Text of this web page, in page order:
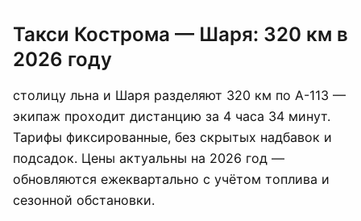
Такси Кострома — Шаря: 320 км в
2026 году
столицу льна и Шаря разделяют 320 км по А-113 —
экипаж проходит дистанцию за 4 часа 34 минут.
Тарифы фиксированные, без скрытых надбавок и
подсадок. Цены актуальны на 2026 год —
обновляются ежеквартально с учётом топлива и
сезонной обстановки.